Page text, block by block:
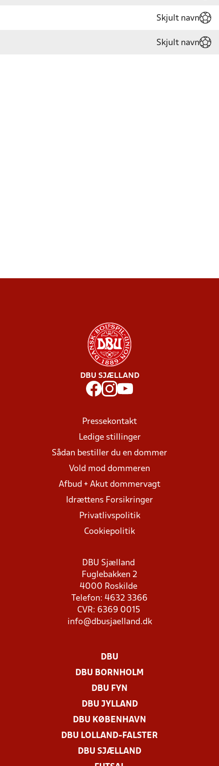
Skjult navn
Skjult navn
DBU SJÆLLAND
Pressekontakt
Ledige stillinger
Sådan bestiller du en dommer
Vold mod dommeren
Afbud + Akut dommervagt
Idrættens Forsikringer
Privatlivspolitik
Cookiepolitik
DBU Sjælland
Fuglebakken 2
4000 Roskilde
Telefon: 4632 3366
CVR: 6369 0015
info@dbusjaelland.dk
DBU
DBU BORNHOLM
DBU FYN
DBU JYLLAND
DBU KØBENHAVN
DBU LOLLAND-FALSTER
DBU SJÆLLAND